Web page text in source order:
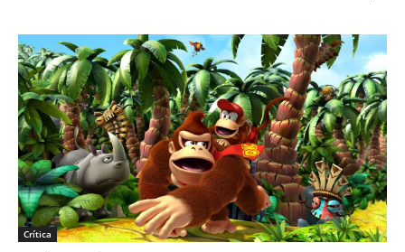
Crítica